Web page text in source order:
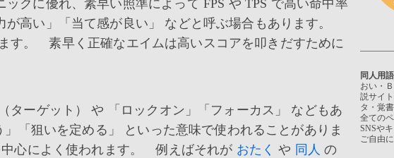
クに優れ、素早い照準によって FPS や TPS で高い命中率
が高い」「当て感が良い」 などと呼ぶ場合もあります。
す。 素早く正確なエイムは高いスコアを叩きだすために
ターゲット） や 「ロックオン」「フォーカス」 などもあ
「狙いを定める」 といった意味で使われることがありま
心によく使われます。 例えばそれが おたく や 同人 の
同人用
おい・
説サイ
タ・覚
全ての
SNSや
ご自由